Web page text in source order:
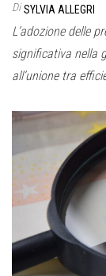
Di SYLVIA ALLEGRI
L’adozione delle
significativa nella
all’unione tra